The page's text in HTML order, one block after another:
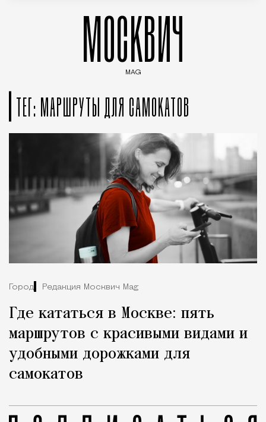
МОСКВИЧ
MAG
ТЕГ: МАРШРУТЫ ДЛЯ САМОКАТОВ
Город Редакция Москвич Mag
Где кататься в Москве: пять
маршрутов с красивыми видами и
удобными дорожками для
самокатов